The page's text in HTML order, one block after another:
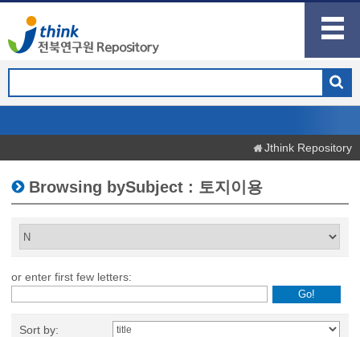
Jthink Repository
Browsing bySubject : 토지이용
or enter first few letters:
Sort by: